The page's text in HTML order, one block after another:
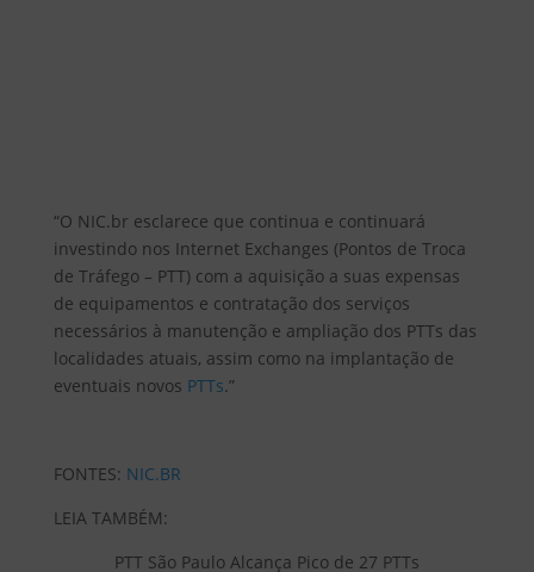
“O NIC.br esclarece que continua e continuará
investindo nos Internet Exchanges (Pontos de Troca
de Tráfego – PTT) com a aquisição a suas expensas
de equipamentos e contratação dos serviços
necessários à manutenção e ampliação dos PTTs das
localidades atuais, assim como na implantação de
eventuais novos PTTs.”
FONTES: NIC.BR
LEIA TAMBÉM:
PTT São Paulo Alcança Pico de 27 PTTs